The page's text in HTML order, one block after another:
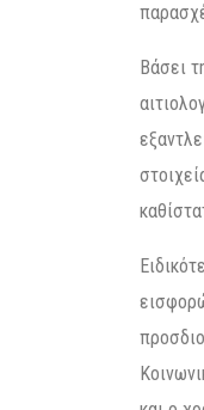
Βάσει